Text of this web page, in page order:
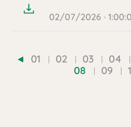
02/07/2026 ·
01 02 03 04
08
09